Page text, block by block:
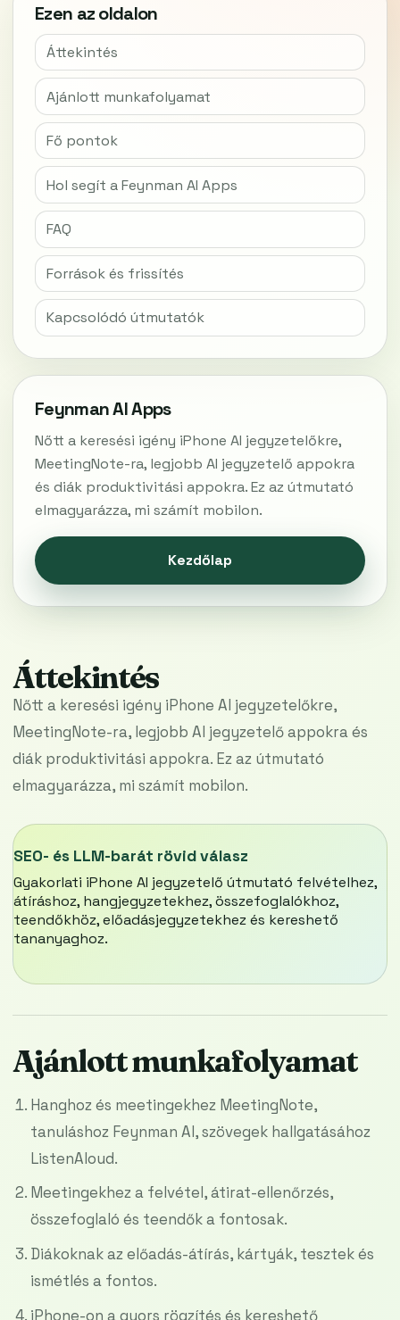
Áttekintés
Nőtt a keresési igény iPhone AI jegyzetelőkre,
MeetingNote-ra, legjobb AI jegyzetelő appokra és
diák produktivitási appokra. Ez az útmutató
elmagyarázza, mi számít mobilon.
SEO- és LLM-barát rövid válasz
Gyakorlati iPhone AI jegyzetelő útmutató felvételhez,
átíráshoz, hangjegyzetekhez, összefoglalókhoz,
teendőkhöz, előadásjegyzetekhez és kereshető
tananyaghoz.
Ajánlott munkafolyamat
Hanghoz és meetingekhez MeetingNote,
tanuláshoz Feynman AI, szövegek hallgatásához
ListenAloud.
Meetingekhez a felvétel, átirat-ellenőrzés,
összefoglaló és teendők a fontosak.
Diákoknak az előadás-átírás, kártyák, tesztek és
ismétlés a fontos.
iPhone-on a gyors rögzítés és kereshető
Ezen az oldalon
Áttekintés
Ajánlott munkafolyamat
Fő pontok
Hol segít a Feynman AI Apps
FAQ
Források és frissítés
Kapcsolódó útmutatók
Feynman AI Apps
Nőtt a keresési igény iPhone AI jegyzetelőkre,
MeetingNote-ra, legjobb AI jegyzetelő appokra
és diák produktivitási appokra. Ez az útmutató
elmagyarázza, mi számít mobilon.
Kezdőlap